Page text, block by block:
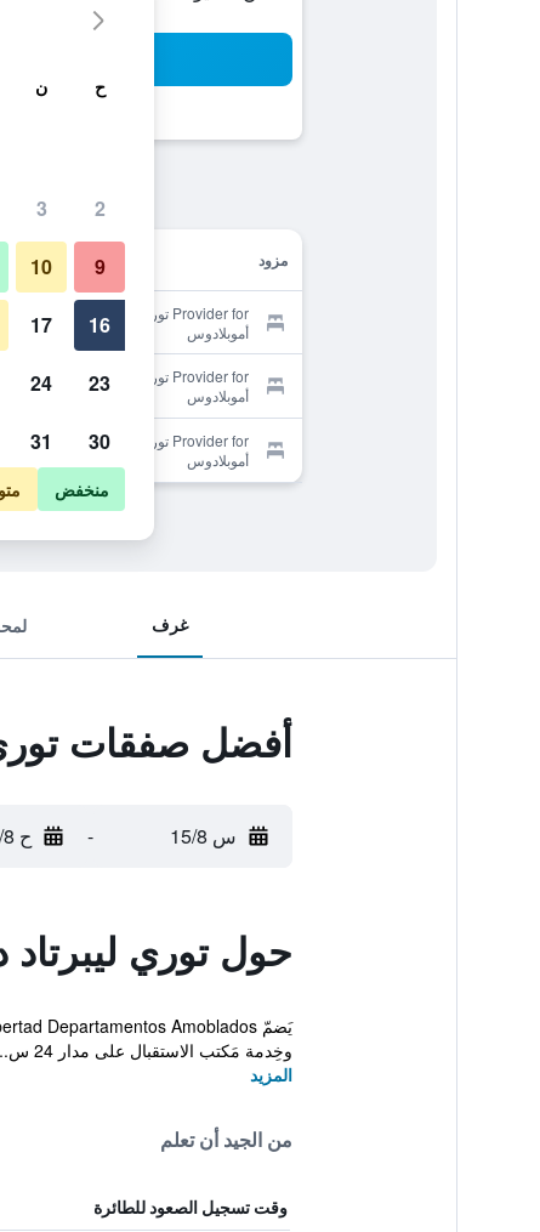
مزود
Provider for توري ليبرتاد ديبارتامينتوس
أموبلادوس
Provider for توري ليبرتاد ديبارتامينتوس
أموبلادوس
Provider for توري ليبرتاد ديبارتامينتوس
أموبلادوس
غرف
أفضل صفقات توري
س 15/8 - ح 16/8
حول توري ليبرتاد
وخِدمة مَكتب الاستقبال على مدار 24 س...
المزيد
من الجيد أن تعلم
وقت تسجيل الصعود للطائرة
ح ن
2
3
9
10
16
17
23
24
30
31
منخفض